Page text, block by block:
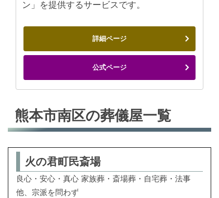
ン」を提供するサービスです。
詳細ページ
公式ページ
熊本市南区の葬儀屋一覧
火の君町民斎場
良心・安心・真心 家族葬・斎場葬・自宅葬・法事
他、宗派を問わず